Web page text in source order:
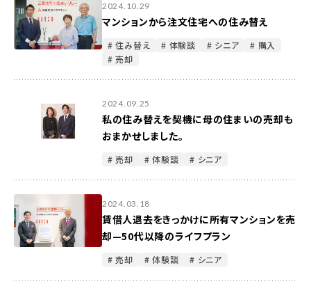
2024.10.29
マンションから注文住宅への住み替え
# 住み替え # 体験談 # シニア
# 購入
# 売却
2024.09.25
私の住み替えを契機に母の住まいの売却も
おまかせしました。
# 売却 # 体験談 # シニア
2024.03.18
賃借人退去をきっかけに所有マンションを売
却—50代以降のライフプラン
# 売却 # 体験談 # シニア